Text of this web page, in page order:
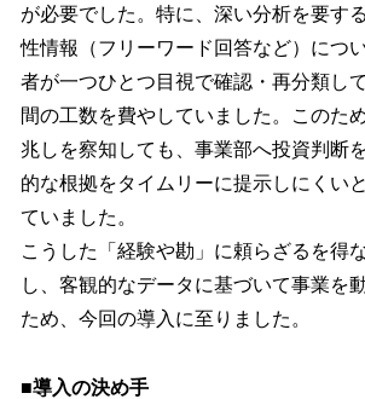
が必要でした。特に、深い分析を要す
性情報（フリーワード回答など）につ
者が一つひとつ目視で確認・再分類し
間の工数を費やしていました。このた
兆しを察知しても、事業部へ投資判断
的な根拠をタイムリーに提示しにくい
ていました。
こうした「経験や勘」に頼らざるを得
し、客観的なデータに基づいて事業を
ため、今回の導入に至りました。
■導入の決め手